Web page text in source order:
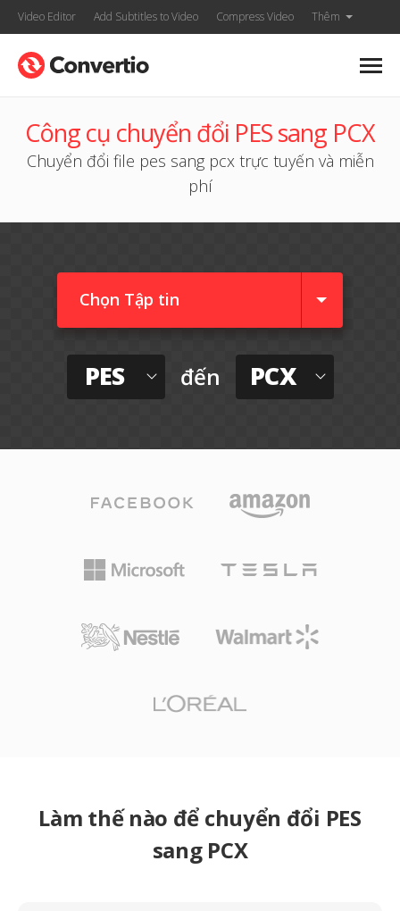
Video Editor Add Subtitles to Video Compress Video Thêm
Công cụ chuyển đổi PES sang PCX
Chuyển đổi file pes sang pcx trực tuyến và miễn
phí
Chọn Tập tin
PES đến PCX
Làm thế nào để chuyển đổi PES
sang PCX